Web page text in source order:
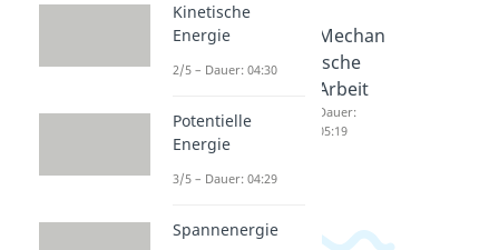
Arbeit
und
Dauer:
10:11
und
Übung
Mechan
ische
Arbeit
Dauer:
05:19
Kinetische
Energie
2/5 – Dauer: 04:30
Potentielle
Energie
3/5 – Dauer: 04:29
Spannenergie